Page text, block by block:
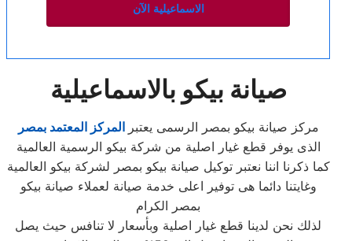
الاسماعيلية الآن
صيانة بيكو بالاسماعيلية
مركز صيانة بيكو بمصر الرسمى يعتبر المركز المعتمد بمصر
الذى يوفر قطع غيار اصلية من شركة بيكو الرسمية العالمية
كما ذكرنا اننا نعتبر توكيل صيانة بيكو بمصر لشركة بيكو العالمية
وغايتنا دائما هى توفير اعلى خدمة صيانة لعملاء صيانة بيكو
بمصر الكرام
لذلك نحن لدينا قطع غيار اصلية وبأسعار لا تنافس حيث يصل